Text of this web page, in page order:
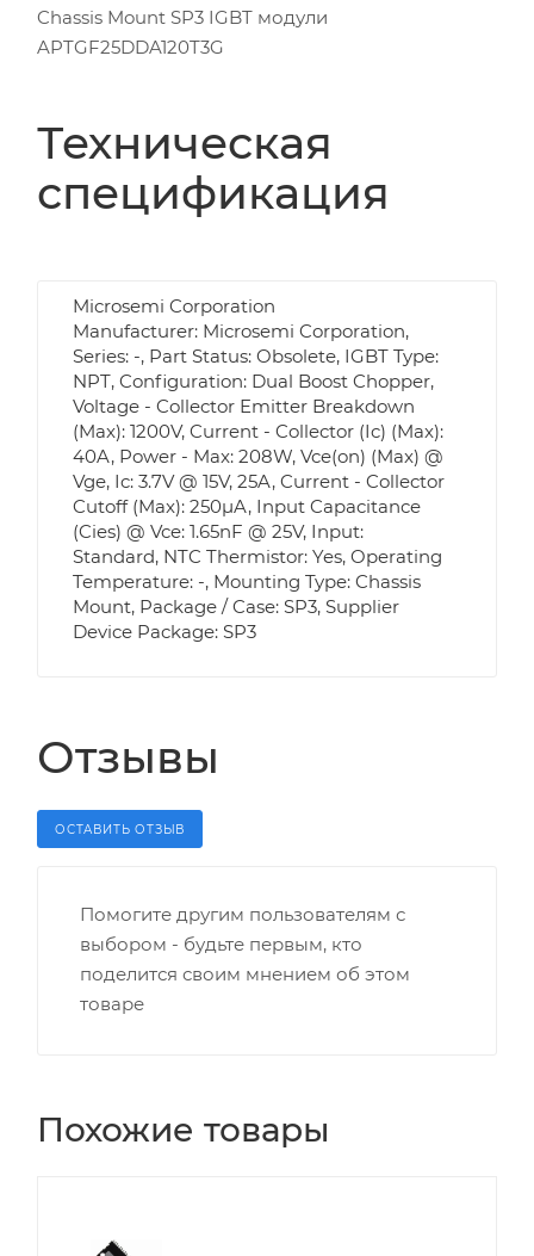
Chassis Mount SP3 IGBT модули
APTGF25DDA120T3G
Техническая
спецификация
Microsemi Corporation
Manufacturer: Microsemi Corporation,
Series: -, Part Status: Obsolete, IGBT Type:
NPT, Configuration: Dual Boost Chopper,
Voltage - Collector Emitter Breakdown
(Max): 1200V, Current - Collector (Ic) (Max):
40A, Power - Max: 208W, Vce(on) (Max) @
Vge, Ic: 3.7V @ 15V, 25A, Current - Collector
Cutoff (Max): 250µA, Input Capacitance
(Cies) @ Vce: 1.65nF @ 25V, Input:
Standard, NTC Thermistor: Yes, Operating
Temperature: -, Mounting Type: Chassis
Mount, Package / Case: SP3, Supplier
Device Package: SP3
Отзывы
ОСТАВИТЬ ОТЗЫВ
Помогите другим пользователям с
выбором - будьте первым, кто
поделится своим мнением об этом
товаре
Похожие товары